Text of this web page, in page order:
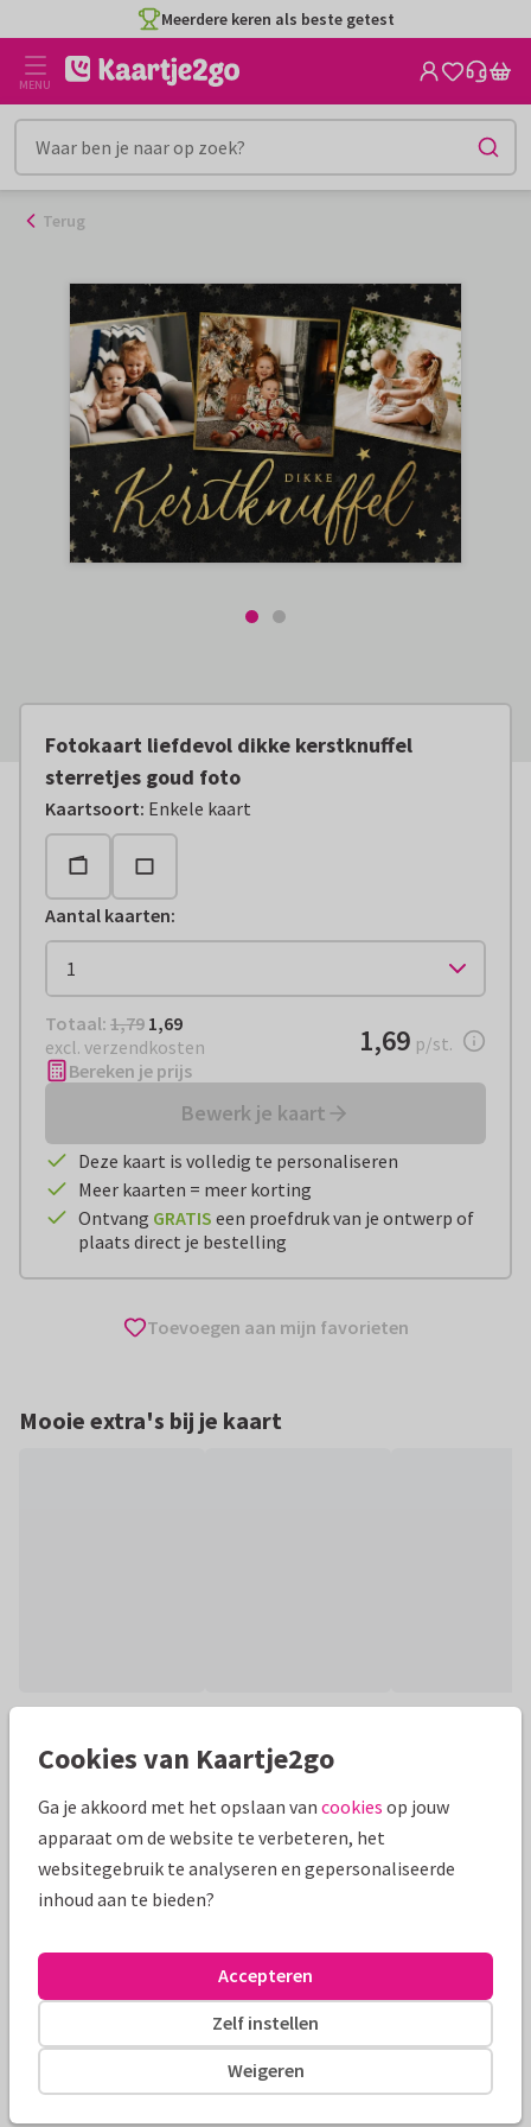
naar
inhoud
Meerdere keren als beste getest
MENU
Terug
Fotokaart liefdevol dikke kerstknuffel
sterretjes goud foto
Kaartsoort: Enkele kaart
Aantal kaarten:
Totaal: € 1,69
Totaal: 1,79 1,69
excl. verzendkosten
€ 1,69per stuk
1,69 p/st.
Bereken je prijs
Bewerk je kaart
Deze kaart is volledig te personaliseren
Meer kaarten = meer korting
Ontvang GRATIS een proefdruk van je ontwerp of
plaats direct je bestelling
Toevoegen aan mijn favorieten
Mooie extra's bij je kaart
Een persoonlijk fotokaartje voor kerst met eigen foto's,
gouden sterretjes en dikke kerstknuffel!
Alle kaarten zijn helemaal naar wens aan te passen
Formaten en tarieven
10 x 15 cm 15 x 21 cm 21 x 30 cm
Aantal Prijs p/s Korting
Cookies van Kaartje2go
Ga je akkoord met het opslaan van cookies op jouw
apparaat om de website te verbeteren, het
websitegebruik te analyseren en gepersonaliseerde
inhoud aan te bieden?
Weigeren
Zelf instellen
Accepteren